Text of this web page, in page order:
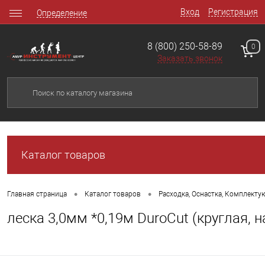
Вход Регистрация
Определение
8 (800) 250-58-89
Заказать звонок
0
Каталог товаров
Главная страница • Каталог товаров • Расходка, Оснастка,
леска 3,0мм *0,19м DuroCut (круглая,